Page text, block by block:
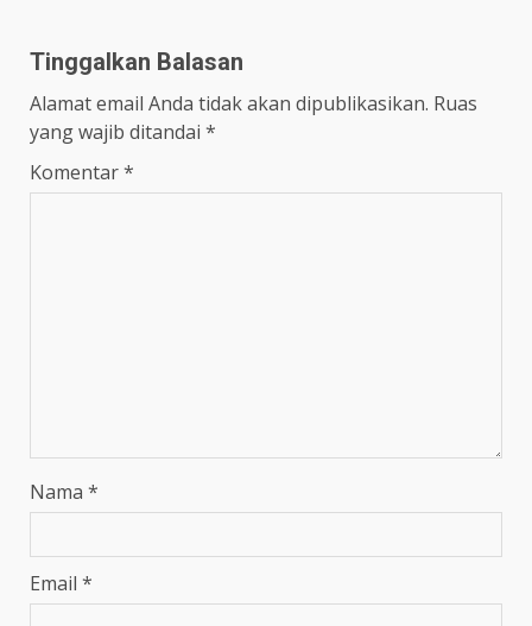
Tinggalkan Balasan
Alamat email Anda tidak akan dipublikasikan. Ruas
yang wajib ditandai *
Komentar*
Nama *
Email *